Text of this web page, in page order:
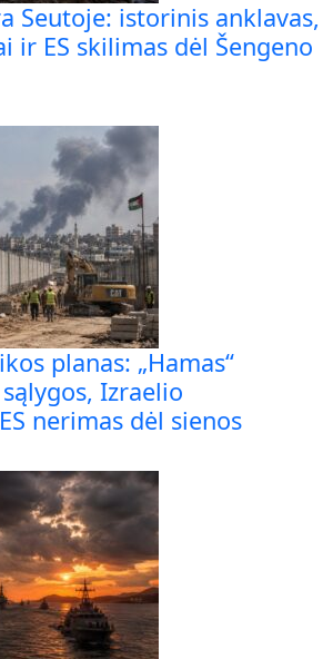
Seutoje: istorinis anklavas,
ir ES skilimas dėl Šengeno
planas: „Hamas“
Izraelio
nerimas dėl sienos